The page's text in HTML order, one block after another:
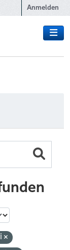
Anmelden